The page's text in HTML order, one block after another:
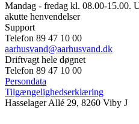
Mandag - fredag kl. 08.00-15.00.
akutte henvendelser
Support
Telefon 89 47 10 00
aarhusvand@aarhusvand.dk
Driftvagt hele døgnet
Telefon 89 47 10 00
Persondata
Tilgængelighedserklæring
Hasselager Allé 29, 8260 Viby J